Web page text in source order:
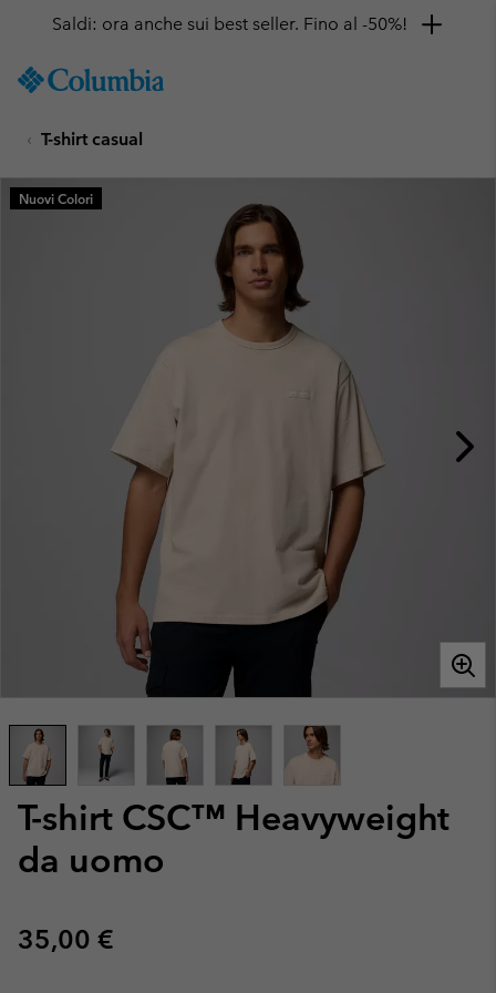
TO
SKIP
MAIN
NAV
Saldi: ora anche sui best seller. Fino al -50%!
T-shirt casual
T-shirt CSC™ Heavyweight
da uomo
Regular price:
35,00 €
Nuovi Colori